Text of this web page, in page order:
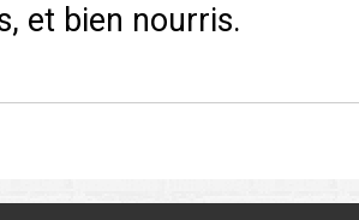
et bien nourris.